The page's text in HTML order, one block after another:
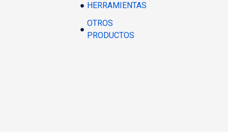
HERRAMIENTAS
OTROS
PRODUCTOS